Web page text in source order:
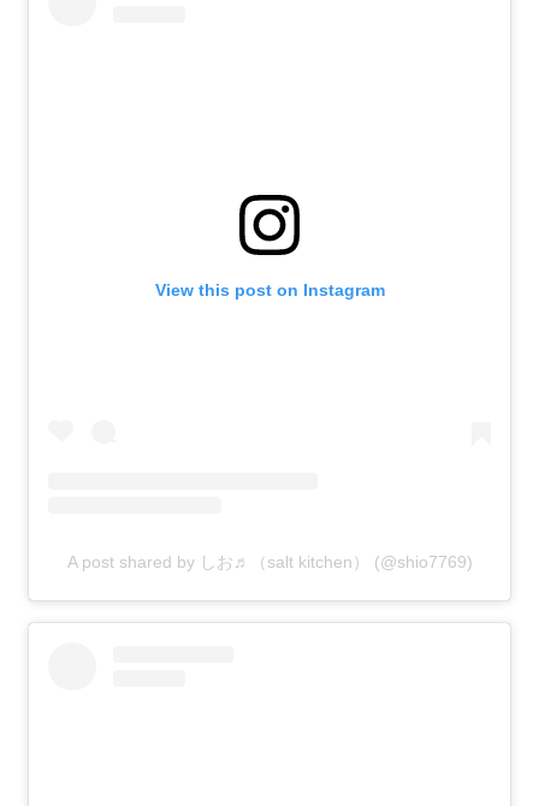
View this post on Instagram
A post shared by しお♬（salt kitchen） (@shio7769)